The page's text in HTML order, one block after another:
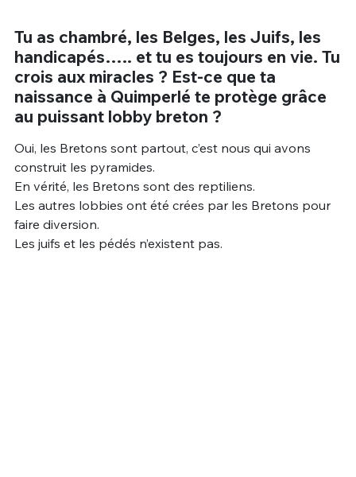
Tu as chambré, les Belges, les Juifs, les
handicapés….. et tu es toujours en vie. Tu
crois aux miracles ? Est-ce que ta
naissance à Quimperlé te protège grâce
au puissant lobby breton ?
Oui, les Bretons sont partout, c’est nous qui avons
construit les pyramides.
En vérité, les Bretons sont des reptiliens.
Les autres lobbies ont été crées par les Bretons pour
faire diversion.
Les juifs et les pédés n’existent pas.